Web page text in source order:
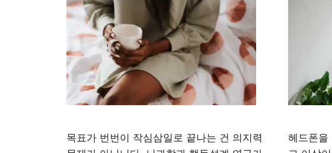
목표가 번번이 작심삼일로 끝나는 건 의지력
헤드폰을